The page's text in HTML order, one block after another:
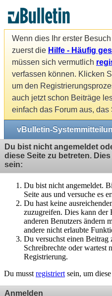
Wenn dies Ihr erster
zuerst die Hilfe - Häufig
müssen sich vermutlich
verfassen können. Klicken
um den
auch jetzt schon Beiträge
einfach das Forum aus,
vBulletin-
Du bist nicht angemeldet
diese Seite zu betreten.
sein:
Du bist nicht angemeldet.
Seite aus und versuche es
Du hast keine
zuzugreifen. Dies kann der
anderen Benutzers ändern
andere nicht erlaubte
Du versuchst einen Beitrag
Schreibrechte oder wartest
Registrierung.
Du musst registriert sein, um
Anmelden